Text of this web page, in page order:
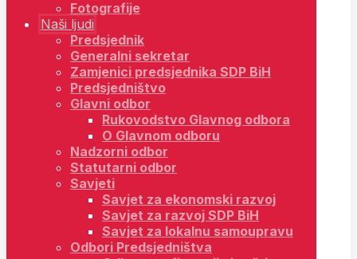
Fotografije
Naši ljudi
Predsjednik
Generalni sekretar
Zamjenici predsjednika SDP BiH
Predsjedništvo
Glavni odbor
Rukovodstvo Glavnog odbora
O Glavnom odboru
Nadzorni odbor
Statutarni odbor
Savjeti
Savjet za ekonomski razvoj
Savjet za razvoj SDP BiH
Savjet za lokalnu samoupravu
Odbori Predsjedništva